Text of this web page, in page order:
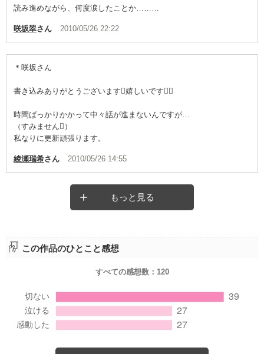
読み進めながら、何度涙したことか………
咲坂翠さん 2010/05/26 22:22
＊咲坂さん
書き込みありがとうございます嬉しいです
時間ばっかりかかって中々話が進まないんですが…
（すみません）
私なりに更新頑張ります。
綾瀬瑞希さん 2010/05/26 14:55
もっと見る
この作品のひとこと感想
すべての感想数： 120